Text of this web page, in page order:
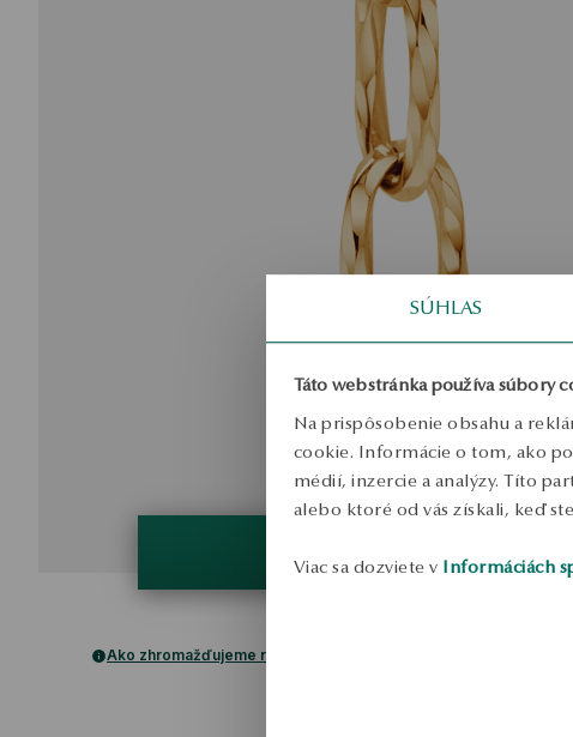
SÚHLAS
Táto webstránka používa súbory
Na prispôsobenie obsahu a
cookie. Informácie o tom, ako
médií, inzercie a analýzy. Títo
alebo ktoré od vás získali, keď
Viac sa dozviete v Informáciách
Ako zhromažďujeme recenzie?